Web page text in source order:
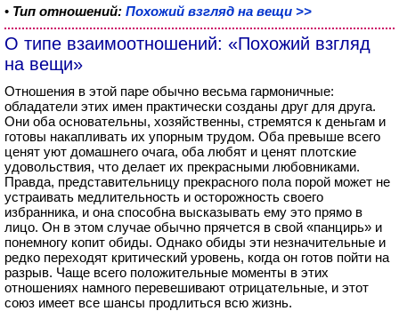
• Тип отношений: Похожий взгляд на вещи >>
О типе взаимоотношений: «Похожий взгляд
на вещи»
Отношения в этой паре обычно весьма гармоничные:
обладатели этих имен практически созданы друг для друга.
Они оба основательны, хозяйственны, стремятся к деньгам и
готовы накапливать их упорным трудом. Оба превыше всего
ценят уют домашнего очага, оба любят и ценят плотские
удовольствия, что делает их прекрасными любовниками.
Правда, представительницу прекрасного пола порой может не
устраивать медлительность и осторожность своего
избранника, и она способна высказывать ему это прямо в
лицо. Он в этом случае обычно прячется в свой «панцирь» и
понемногу копит обиды. Однако обиды эти незначительные и
редко переходят критический уровень, когда он готов пойти на
разрыв. Чаще всего положительные моменты в этих
отношениях намного перевешивают отрицательные, и этот
союз имеет все шансы продлиться всю жизнь.